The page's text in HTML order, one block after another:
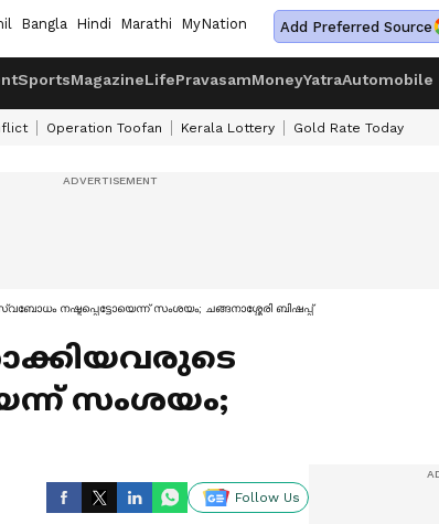
Bangla Hindi Marathi MyNation Add Preferred Source
SportsMagazineLifePravasamMoneyYatraAutomobile
Operation Toofan Kerala Lottery Gold Rate Today
നഷ്ടപ്പെട്ടോയെന്ന് സംശയം; ചങ്ങനാശ്ശേരി ബിഷപ്പ്
സംശയം;
Follow Us